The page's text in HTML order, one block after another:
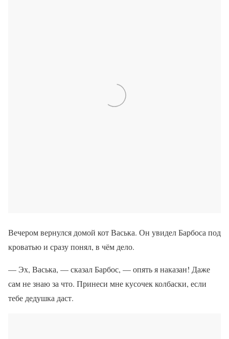
Вечером вернулся домой кот Васька. Он увидел Барбоса под
кроватью и сразу понял, в чём дело.
— Эх, Васька, — сказал Барбос, — опять я наказан! Даже
сам не знаю за что. Принеси мне кусочек колбаски, если
тебе дедушка даст.